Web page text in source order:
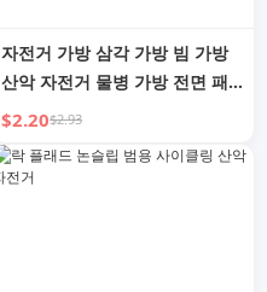
자전거 가방 삼각 가방 빔 가방
산악 자전거 물병 가방 전면 패
키지 안장 가방 상단 튜브 가방
키트 사이클링 고정 장치
$2.20$2.93